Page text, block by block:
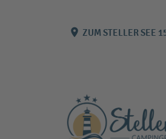
ZUM STELLER SEE